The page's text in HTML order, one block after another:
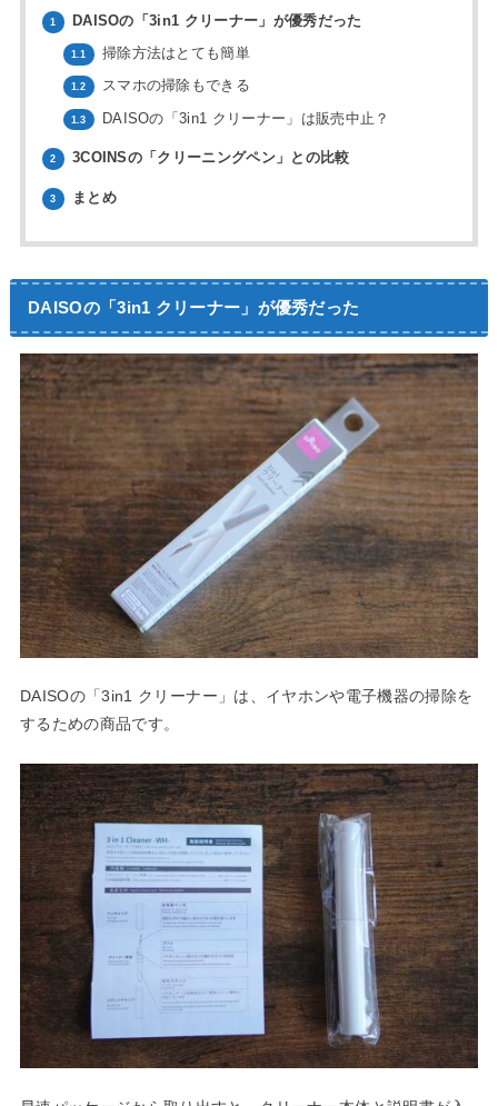
1 DAISOの「3in1 クリーナー」が優秀だった
1.1 掃除方法はとても簡単
1.2 スマホの掃除もできる
1.3 DAISOの「3in1 クリーナー」は販売中止？
2 3COINSの「クリーニングペン」との比較
3 まとめ
DAISOの「3in1 クリーナー」が優秀だった
DAISOの「3in1 クリーナー」は、イヤホンや電子機器の掃除を
するための商品です。